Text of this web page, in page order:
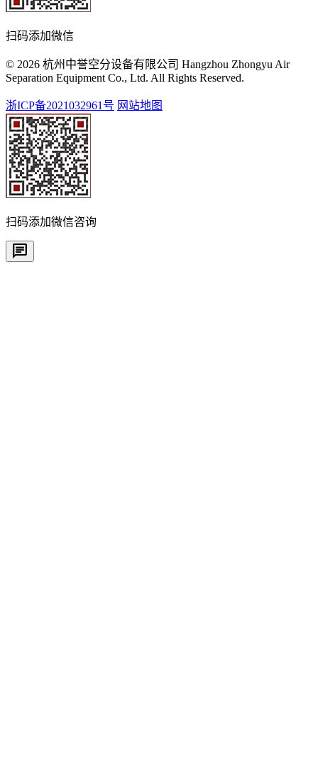
扫码添加微信
© 2026 杭州中誉空分设备有限公司 Hangzhou Zhongyu Air
Separation Equipment Co., Ltd. All Rights Reserved.
浙ICP备2021032961号 网站地图
扫码添加微信咨询
chat